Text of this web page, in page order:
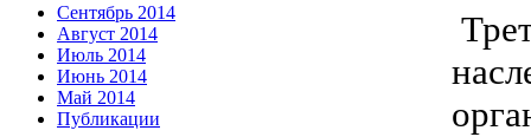
Сентябрь 2014
Август 2014
Июль 2014
Июнь 2014
Май 2014
Публикации